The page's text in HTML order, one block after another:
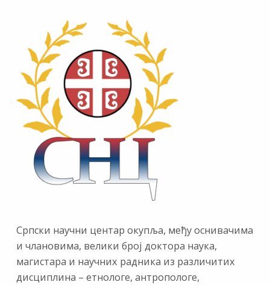
Српски научни центар окупља, међу оснивачима
и члановима, велики број доктора наука,
магистара и научних радника из различитих
дисциплина – етнологе, антропологе,